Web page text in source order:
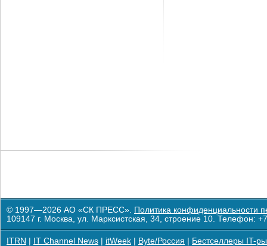
© 1997—2026 АО «СК ПРЕСС». Политика конфиденциальности
109147 г. Москва, ул. Марксистская, 34, строение 10. Телефон:
ITRN IT Channel News itWeek Byte/Россия Бестселлеры IT-